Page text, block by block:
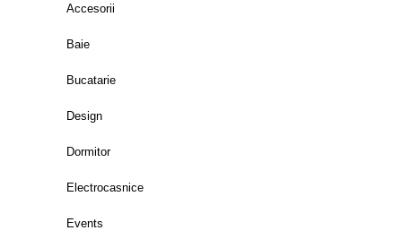
Accesorii
Baie
Bucatarie
Design
Dormitor
Electrocasnice
Events